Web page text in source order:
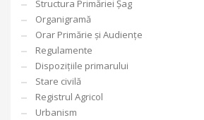
Structura Primăriei Șag
Organigramă
Orar Primărie și Audiențe
Regulamente
Dispozițiile primarului
Stare civilă
Registrul Agricol
Urbanism